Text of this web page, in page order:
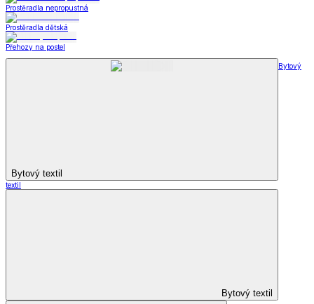
Prostěradla nepropustná
Prostěradla dětská
Přehozy na postel
Bytový textil
Bytový
textil
Bytový textil